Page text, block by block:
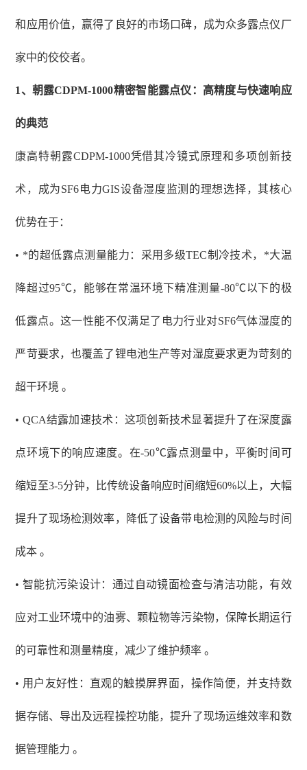
和应用价值，赢得了良好的市场口碑，成为众多露点仪厂
家中的佼佼者。
1、 朝露CDPM-1000精密智能露点仪：高精度与快速响应
的典范
康高特朝露CDPM-1000凭借其冷镜式原理和多项创新技
术，成为SF6电力GIS设备湿度监测的理想选择，其核心
优势在于：
• *的超低露点测量能力：采用多级TEC制冷技术，*大温
降超过95℃，能够在常温环境下精准测量-80℃以下的极
低露点。这一性能不仅满足了电力行业对SF6气体湿度的
严苛要求，也覆盖了锂电池生产等对湿度要求更为苛刻的
超干环境 。
• QCA结露加速技术：这项创新技术显著提升了在深度露
点环境下的响应速度。在-50℃露点测量中，平衡时间可
缩短至3-5分钟，比传统设备响应时间缩短60%以上，大幅
提升了现场检测效率，降低了设备带电检测的风险与时间
成本 。
• 智能抗污染设计：通过自动镜面检查与清洁功能，有效
应对工业环境中的油雾、颗粒物等污染物，保障长期运行
的可靠性和测量精度，减少了维护频率 。
• 用户友好性：直观的触摸屏界面，操作简便，并支持数
据存储、导出及远程操控功能，提升了现场运维效率和数
据管理能力 。